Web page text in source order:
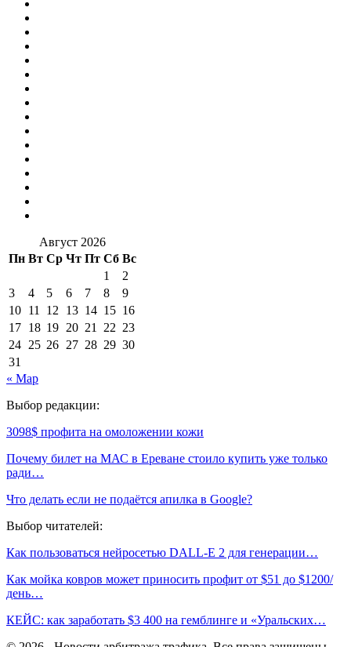
Август 2026
Пн Вт Ср Чт Пт Сб Вс
1
2
3
4 5 6 7 8
9
10 11 12 13 14 15 16
17 18 19 20 21 22 23
24 25 26 27 28 29 30
31
« Мар
Выбор редакции:
3098$ профита на омоложении кожи
Почему билет на МАС в Ереване стоило купить уже только
ради…
Что делать если не подаётся апилка в Google?
Выбор читателей:
Как пользоваться нейросетью DALL-E 2 для генерации…
Как мойка ковров может приносить профит от $51 до $1200/
день…
КЕЙС: как заработать $3 400 на гемблинге и «Уральских…